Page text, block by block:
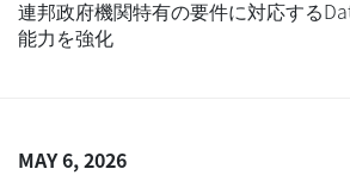
連邦政府機関特有の要件に対応する
能力を強化
MAY 6, 2026